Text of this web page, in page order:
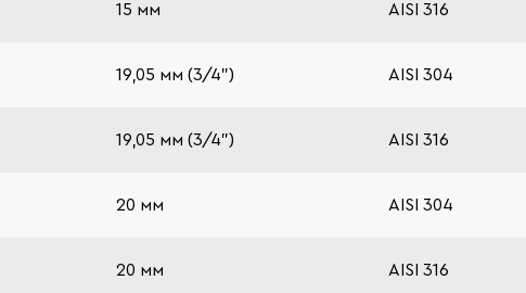
15 мм AISI 316
19,05 мм (3/4") AISI 304
19,05 мм (3/4") AISI 316
20 мм AISI 304
20 мм AISI 316